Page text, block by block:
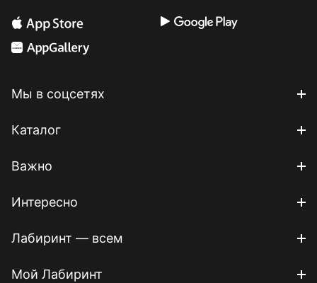
Мы в соцсетях
Каталог
Важно
Интересно
Лабиринт — всем
Мой Лабиринт